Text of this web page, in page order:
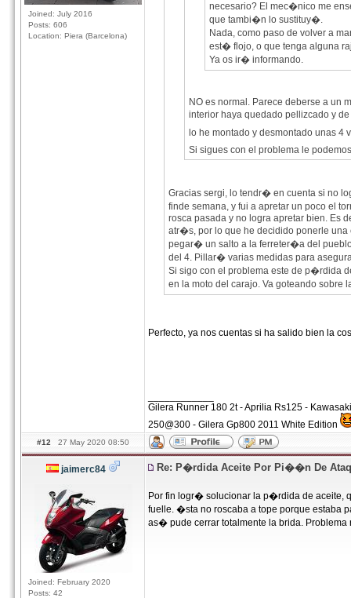
Joined: July 2016
Posts: 606
Location: Piera (Barcelona)
necesario? El mec�nico me
que tambi�n lo sustituy�.
Nada, como paso de volver a
est� flojo, o que tenga alguna
Ya os ir� informando.
NO es normal. Parece deberse a un
interior haya quedado pellizcado y
lo he montado y desmontado unas
Si sigues con el problema le
Gracias sergi, lo tendr� en cuenta si no
finde semana, y fui a apretar un poco el
rosca pasada y no logra apretar bien. Es
atr�s, por lo que he decidido ponerle una
pegar� un salto a la ferreter�a del
del 4. Pillar� varias medidas para
Si sigo con el problema este de p�rdida
en la moto del carajo. Va goteando sobre
Perfecto, ya nos cuentas si ha salido bien la
Gilera Runner 180 2t - Aprilia Rs125 -
250@300 - Gilera Gp800 2011 White Edition
#12 27 May 2020 08:50
jaimerc84
Joined: February 2020
Posts: 42
Re: P�rdida Aceite Por Pi��n De
Por fin logr� solucionar la p�rdida de aceite,
fuelle. �sta no roscaba a tope porque estaba
as� pude cerrar totalmente la brida. Problema